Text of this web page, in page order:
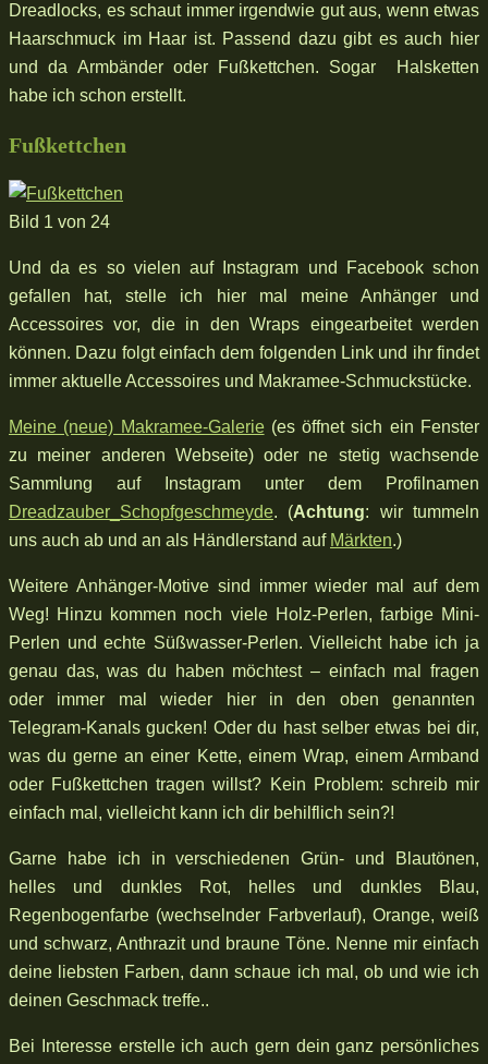
Dreadlocks, es schaut immer irgendwie gut aus, wenn etwas
Haarschmuck im Haar ist. Passend dazu gibt es auch hier
und da Armbänder oder Fußkettchen. Sogar Halsketten
habe ich schon erstellt.
Fußkettchen
Bild 1 von 24
Und da es so vielen auf Instagram und Facebook schon
gefallen hat, stelle ich hier mal meine Anhänger und
Accessoires vor, die in den Wraps eingearbeitet werden
können. Dazu folgt einfach dem folgenden Link und ihr findet
immer aktuelle Accessoires und Makramee-Schmuckstücke.
Meine (neue) Makramee-Galerie(es öffnet sich ein Fenster
zu meiner anderen Webseite) oder ne stetig wachsende
Sammlung auf Instagram unter dem Profilnamen
Dreadzauber_Schopfgeschmeyde. (Achtung: wir tummeln
uns auch ab und an als Händlerstand auf Märkten.)
Weitere Anhänger-Motive sind immer wieder mal auf dem
Weg! Hinzu kommen noch viele Holz-Perlen, farbige Mini-
Perlen und echte Süßwasser-Perlen. Vielleicht habe ich ja
genau das, was du haben möchtest – einfach mal fragen
oder immer mal wieder hier in den oben genannten
Telegram-Kanals gucken! Oder du hast selber etwas bei dir,
was du gerne an einer Kette, einem Wrap, einem Armband
oder Fußkettchen tragen willst? Kein Problem: schreib mir
einfach mal, vielleicht kann ich dir behilflich sein?!
Garne habe ich in verschiedenen Grün- und Blautönen,
helles und dunkles Rot, helles und dunkles Blau,
Regenbogenfarbe (wechselnder Farbverlauf), Orange, weiß
und schwarz, Anthrazit und braune Töne. Nenne mir einfach
deine liebsten Farben, dann schaue ich mal, ob und wie ich
deinen Geschmack treffe..
Bei Interesse erstelle ich auch gern dein ganz persönliches